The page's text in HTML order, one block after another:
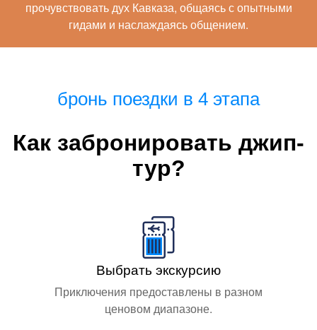
прочувствовать дух Кавказа, общаясь с опытными
гидами и наслаждаясь общением.
бронь поездки в 4 этапа
Как забронировать джип-
тур?
Выбрать экскурсию
Приключения предоставлены в разном
ценовом диапазоне.